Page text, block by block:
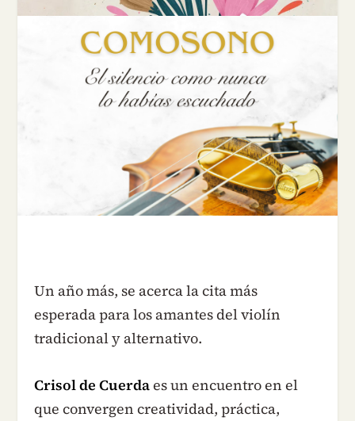
Un año más, se acerca la cita más
esperada para los amantes del violín
tradicional y alternativo.
Crisol de Cuerdaes un encuentro en el
que convergen creatividad, práctica,